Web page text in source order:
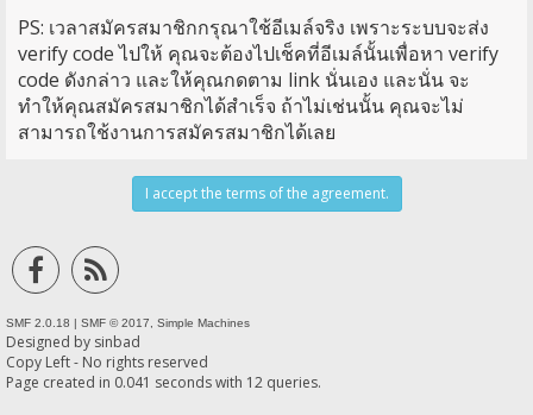
PS: เวลาสมัครสมาชิกกรุณาใช้อีเมล์จริง เพราะระบบจะส่ง
verify code ไปให้ คุณจะต้องไปเช็คที่อีเมล์นั้นเพื่อหา verify
code ดังกล่าว และให้คุณกดตาม link นั่นเอง และนั่น จะ
ทำให้คุณสมัครสมาชิกได้สำเร็จ ถ้าไม่เช่นนั้น คุณจะไม่
สามารถใช้งานการสมัครสมาชิกได้เลย
SMF 2.0.18 | SMF © 2017 Simple Machines
Designed by sinbad
Copy Left - No rights reserved
Page created in 0.041 seconds with 12 queries.